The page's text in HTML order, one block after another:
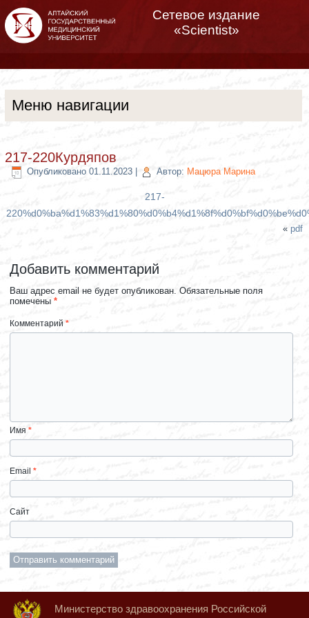
Сетевое издание
«Scientist»
Меню навигации
217-220Курдяпов
Опубликовано 01.11.2023 Автор: Мацюра Марина
217-
« pdf
Добавить комментарий
Ваш адрес email не будет опубликован. Обязательные поля
помечены*
Комментарий*
Имя*
Email*
Сайт
Министерство здравоохранения Российской